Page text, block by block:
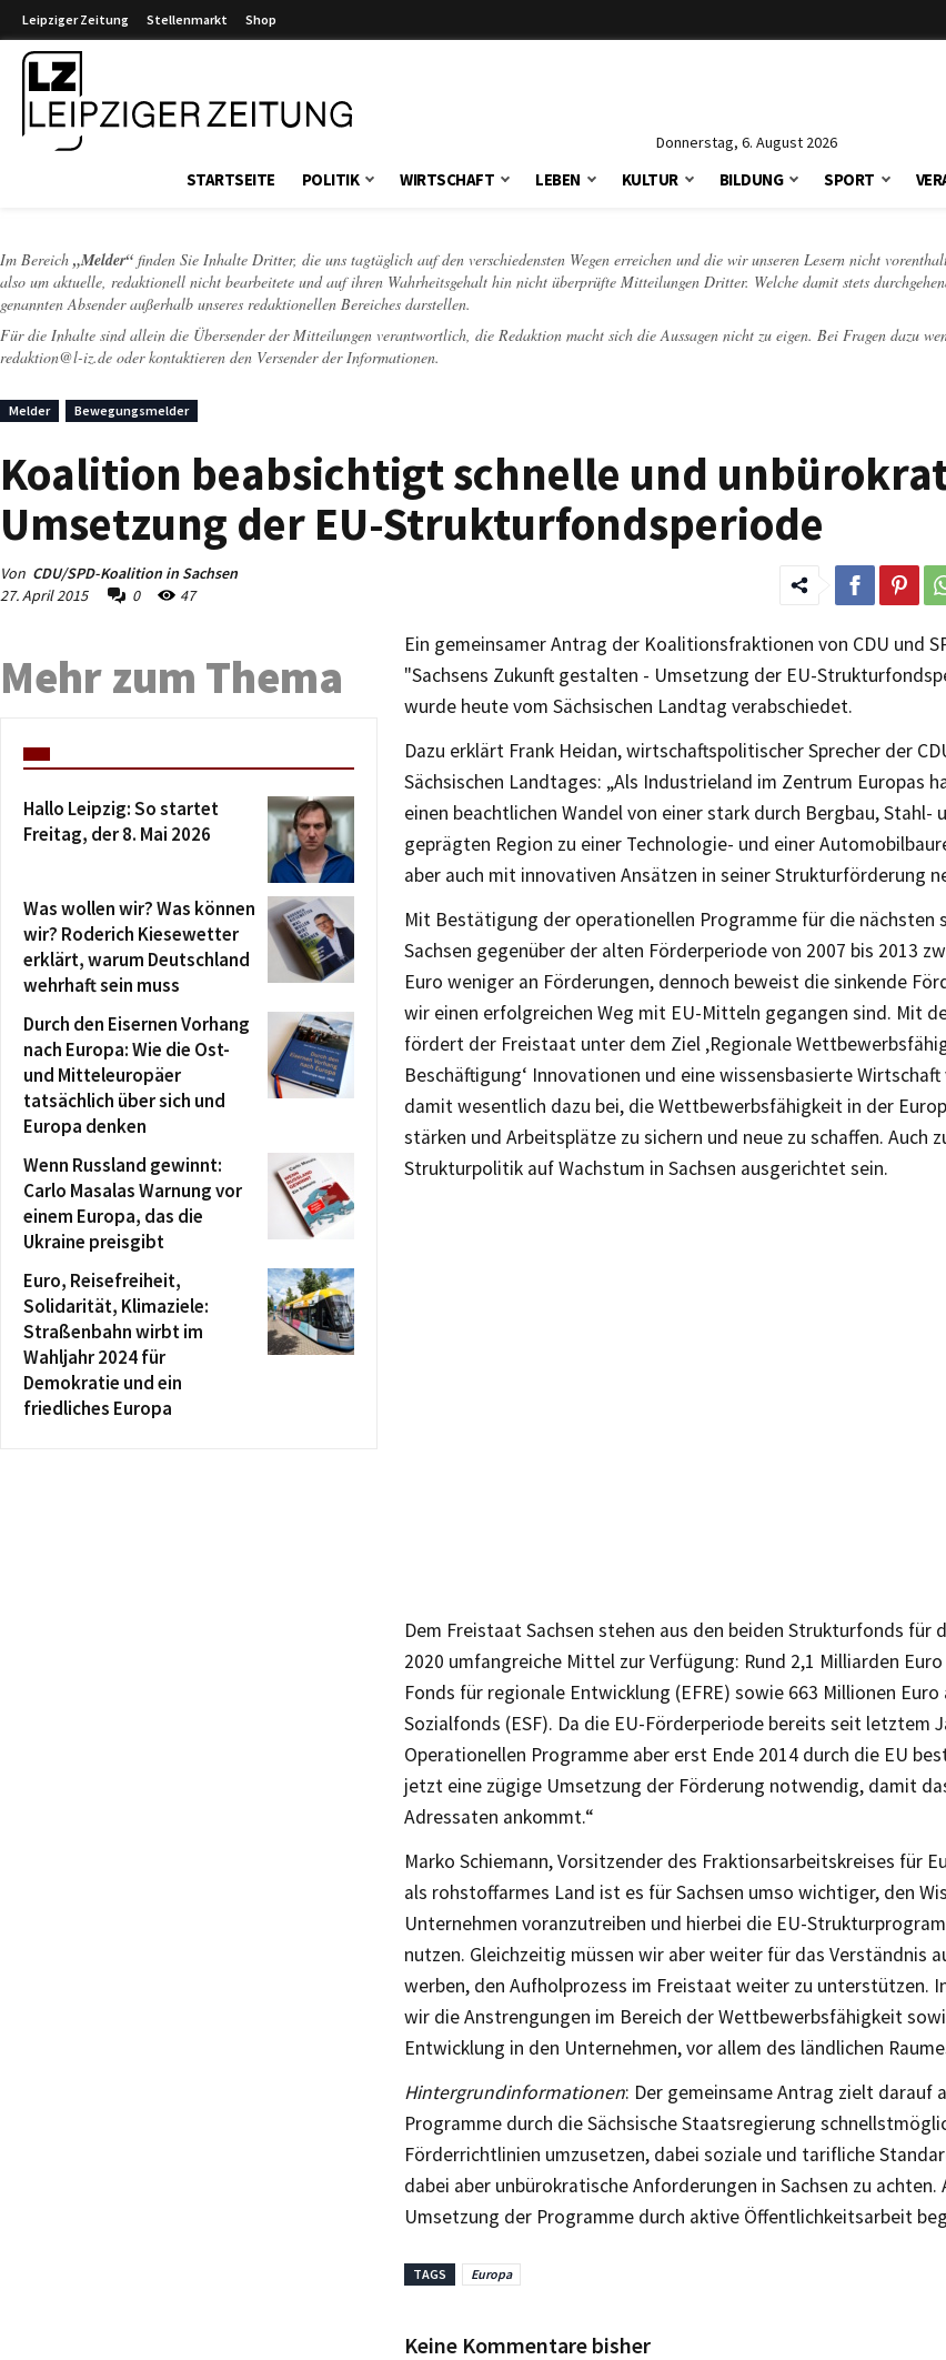
Leipziger Zeitung Stellenmarkt Shop
Donnerstag, 6. August 2026
STARTSEITE POLITIK WIRTSCHAFT LEBEN KULTUR BILDUNG SPORT
Im Bereich „Melder“ finden Sie Inhalte Dritter, die uns tagtäglich auf den verschiedensten Wegen erreichen und die wir unseren Lesern nicht
also um aktuelle, redaktionell nicht bearbeitete und auf ihren Wahrheitsgehalt hin nicht überprüfte Mitteilungen Dritter. Welche damit stets
genannten Absender außerhalb unseres redaktionellen Bereiches darstellen.
Für die Inhalte sind allein die Übersender der Mitteilungen verantwortlich, die Redaktion macht sich die Aussagen nicht zu eigen. Bei Fragen dazu
redaktion@l-iz.de oder kontaktieren den Versender der Informationen.
Melder Bewegungsmelder
Koalition beabsichtigt schnelle und
Umsetzung der EU-Strukturfondsperiode
Von CDU/SPD-Koalition in Sachsen
27. April 2015
0 47
Ein gemeinsamer Antrag der Koalitionsfraktionen von CDU und
"Sachsens Zukunft gestalten - Umsetzung der EU-
wurde heute vom Sächsischen Landtag verabschiedet.
Dazu erklärt Frank Heidan, wirtschaftspolitischer Sprecher der
Sächsischen Landtages: „Als Industrieland im Zentrum Europas
einen beachtlichen Wandel von einer stark durch Bergbau, Stahl-
geprägten Region zu einer Technologie- und einer
aber auch mit innovativen Ansätzen in seiner Strukturförderung
Mit Bestätigung der operationellen Programme für die nächsten
Sachsen gegenüber der alten Förderperiode von 2007 bis 2013
Euro weniger an Förderungen, dennoch beweist die sinkende
wir einen erfolgreichen Weg mit EU-Mitteln gegangen sind. Mit
fördert der Freistaat unter dem Ziel ‚Regionale
Beschäftigung‘ Innovationen und eine wissensbasierte
damit wesentlich dazu bei, die Wettbewerbsfähigkeit in der
stärken und Arbeitsplätze zu sichern und neue zu schaffen. Auch
Strukturpolitik auf Wachstum in Sachsen ausgerichtet sein.
Dem Freistaat Sachsen stehen aus den beiden Strukturfonds für
2020 umfangreiche Mittel zur Verfügung: Rund 2,1 Milliarden
Fonds für regionale Entwicklung (EFRE) sowie 663 Millionen Euro
Sozialfonds (ESF). Da die EU-Förderperiode bereits seit letztem
Operationellen Programme aber erst Ende 2014 durch die EU
jetzt eine zügige Umsetzung der Förderung notwendig, damit
Adressaten ankommt.“
Marko Schiemann, Vorsitzender des Fraktionsarbeitskreises für
als rohstoffarmes Land ist es für Sachsen umso wichtiger, den
Unternehmen voranzutreiben und hierbei die EU-
nutzen. Gleichzeitig müssen wir aber weiter für das Verständnis
werben, den Aufholprozess im Freistaat weiter zu unterstützen.
wir die Anstrengungen im Bereich der Wettbewerbsfähigkeit
Entwicklung in den Unternehmen, vor allem des ländlichen
Hintergrundinformationen: Der gemeinsame Antrag zielt darauf
Programme durch die Sächsische Staatsregierung
Förderrichtlinien umzusetzen, dabei soziale und tarifliche
dabei aber unbürokratische Anforderungen in Sachsen zu
Umsetzung der Programme durch aktive Öffentlichkeitsarbeit
TAGS Europa
Keine Kommentare bisher
Mehr zum Thema
Hallo Leipzig: So startet
Freitag, der 8. Mai 2026
Was wollen wir? Was können
wir? Roderich Kiesewetter
erklärt, warum Deutschland
wehrhaft sein muss
Durch den Eisernen Vorhang
nach Europa: Wie die Ost-
und Mitteleuropäer
tatsächlich über sich und
Europa denken
Wenn Russland gewinnt:
Carlo Masalas Warnung vor
einem Europa, das die
Ukraine preisgibt
Euro, Reisefreiheit,
Solidarität, Klimaziele:
Straßenbahn wirbt im
Wahljahr 2024 für
Demokratie und ein
friedliches Europa